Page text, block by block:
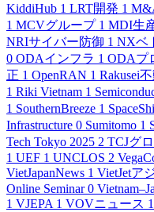
KiddiHub 1 LRT開発 1
1 MCVグループ 1 MDI生
NRIサイバー防御 1 NXベ
0 ODAインフラ 1 ODAプ
正 1 OpenRAN 1 Rakusei
1 Riki Vietnam 1
1 SouthernBreeze 1
Infrastructure 0 Sumitomo 1
Tech Tokyo 2025 2 TCJグ
1 UEF 1 UNCLOS 2
VietJapanNews 1 VietJetア
Online Seminar 0
1 VJEPA 1 VOVニュース 1